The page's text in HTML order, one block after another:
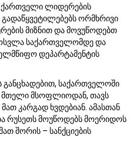
ქართველი ლიდერების
ორმხრივი
მიზნით და მოვუწოდებთ
საქართველომდე და
დეპარტამენტის
საქართველოში
მთელი მსოფლიოდან, თავს
კარგად ხვდებიან. ამასთან
რუსეთს მოუწოდებს მოერიდოს
შორის – სანქციების